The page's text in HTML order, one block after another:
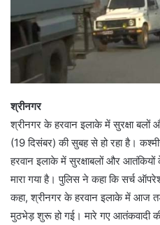
श्रीनगर
श्रीनगर के हरवान इलाके में सुरक्षा बलों
(19 दिसंबर) की सुबह से हो रहा है।
हरवान इलाके में सुरक्षाबलों और
मारा गया है। पुलिस ने कहा कि सर्च
कहा, श्रीनगर के हरवान इलाके में आज
मुठभेड़ शुरू हो गई। मारे गए आतंकवादी की